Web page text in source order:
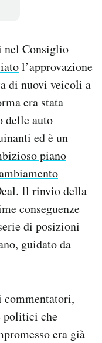
nel Consiglio
l’approvazione
di nuovi veicoli a
era stata
delle auto
ed è un
piano
Il rinvio della
conseguenze
di posizioni
guidato da
commentatori,
politici che
era già